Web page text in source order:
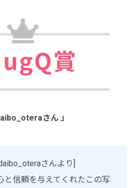
さん 」
さんより]
と信頼を与えてくれたこの写